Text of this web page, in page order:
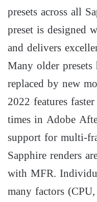
presets across all
preset is designed
and delivers
Many older presets
replaced by new
2022 features
times in Adobe
support for multi-
Sapphire renders
with MFR.
many factors